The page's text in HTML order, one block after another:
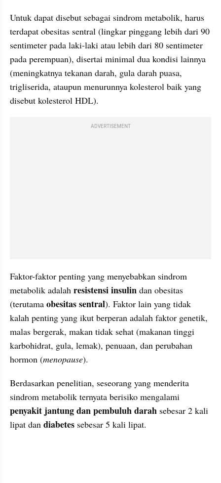
Untuk dapat disebut sebagai sindrom metabolik, harus
terdapat obesitas sentral (lingkar pinggang lebih dari 90
sentimeter pada laki-laki atau lebih dari 80 sentimeter
pada perempuan), disertai minimal dua kondisi lainnya
(meningkatnya tekanan darah, gula darah puasa,
trigliserida, ataupun menurunnya kolesterol baik yang
disebut kolesterol HDL).
ADVERTISEMENT
Faktor-faktor penting yang menyebabkan sindrom
metabolik adalah resistensi insulin dan obesitas
(terutama obesitas sentral). Faktor lain yang tidak
kalah penting yang ikut berperan adalah faktor genetik,
malas bergerak, makan tidak sehat (makanan tinggi
karbohidrat, gula, lemak), penuaan, dan perubahan
hormon (menopause).
Berdasarkan penelitian, seseorang yang menderita
penyakit jantung dan pembuluh darah sebesar 2 kali
lipat dan diabetes sebesar 5 kali lipat.